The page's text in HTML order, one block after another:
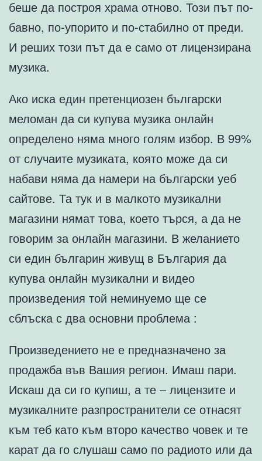
беше да построя храма отново. Този път по-
бавно, по-упорито и по-стабилно от преди.
И реших този път да е само от лицензирана
музика.
Ако иска един претенциозен български
меломан да си купува музика онлайн
определено няма много голям избор. В 99%
от случаите музиката, която може да си
набави няма да намери на български уеб
сайтове. Та тук и в малкото музикални
магазини нямат това, което търся, а да не
говорим за онлайн магазини. В желанието
си един българин живущ в България да
купува онлайн музикални и видео
произведения той неминуемо ще се
сблъска с два основни проблема :
Произведението не е предназначено за
продажба във Вашия регион. Имаш пари.
Искаш да си го купиш, а те – лицензите и
музикалните разпространители се отнасят
към теб като към второ качество човек и те
карат да го слушаш само по радиото или да